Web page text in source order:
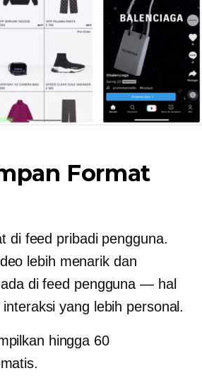
Format
di feed pribadi pengguna.
lebih menarik dan
di feed pengguna — hal
yang lebih personal.
hingga 60